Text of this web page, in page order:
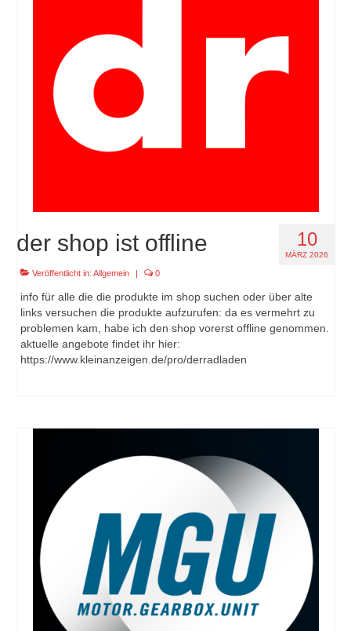
10
MÄRZ 2026
der shop ist offline
Veröffentlicht in: Allgemein 0
info für alle die die produkte im shop suchen oder über alte
links versuchen die produkte aufzurufen: da es vermehrt zu
problemen kam, habe ich den shop vorerst offline genommen.
aktuelle angebote findet ihr hier:
https://www.kleinanzeigen.de/pro/derradladen